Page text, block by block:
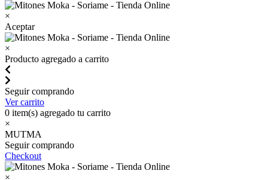
×
Aceptar
×
Producto agregado a carrito
Seguir comprando
Ver carrito
0 item(s) agregado tu carrito
×
MUTMA
Seguir comprando
Checkout
×